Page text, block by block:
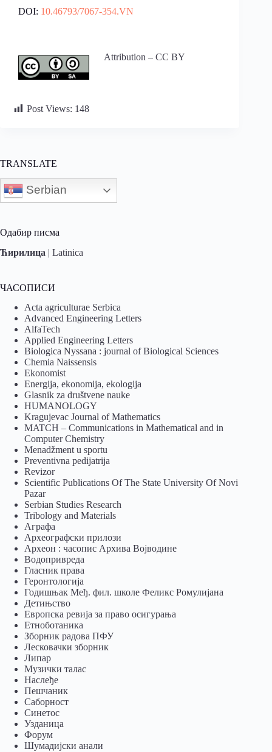
DOI: 10.46793/7067-354.VN
Attribution – CC BY
Post Views: 148
TRANSLATE
Serbian
Одабир писма
Ћирилица | Latinica
ЧАСОПИСИ
Acta agriculturae Serbica
Advanced Engineering Letters
AlfaTech
Applied Engineering Letters
Biologica Nyssana : journal of Biological Sciences
Chemia Naissensis
Ekonomist
Energija, ekonomija, ekologija
Glasnik za društvene nauke
HUMANOLOGY
Kragujevac Journal of Mathematics
MATCH – Communications in Mathematical and in
Computer Chemistry
Menadžment u sportu
Preventivna pedijatrija
Revizor
Scientific Publications Of The State University Of Novi
Pazar
Serbian Studies Research
Tribology and Materials
Аграфа
Археографски прилози
Археон : часопис Архива Војводине
Водопривреда
Гласник права
Геронтологија
Годишњак Међ. фил. школе Феликс Ромулијана
Детињство
Европска ревија за право осигурања
Eтноботаника
Зборник радова ПФУ
Лесковачки зборник
Липар
Музички талас
Наслеђе
Пешчаник
Саборност
Синетос
Узданица
Форум
Шумадијски анали